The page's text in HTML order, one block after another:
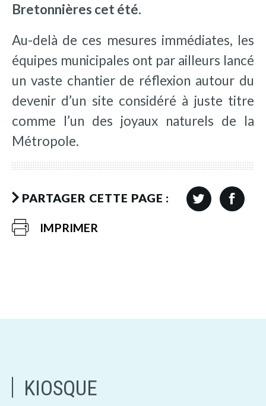
Bretonnières cet été.
Au-delà de ces mesures immédiates, les
équipes municipales ont par ailleurs lancé
un vaste chantier de réflexion autour du
devenir d’un site considéré à juste titre
comme l’un des joyaux naturels de la
Métropole.
PARTAGER CETTE PAGE :
IMPRIMER
KIOSQUE